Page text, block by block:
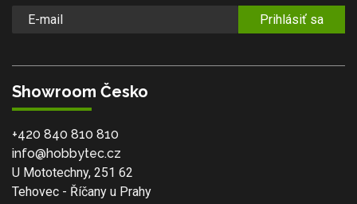
Prihlásiť sa
Showroom Česko
+420 840 810 810
info@hobbytec.cz
U Mototechny, 251 62
Tehovec - Říčany u Prahy